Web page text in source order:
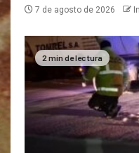
7 de agosto de 2026
2 min de lectura